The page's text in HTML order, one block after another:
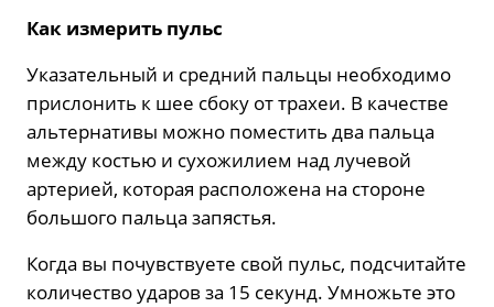
Как измерить пульс
Указательный и средний пальцы необходимо
прислонить к шее сбоку от трахеи. В качестве
альтернативы можно поместить два пальца
между костью и сухожилием над лучевой
артерией, которая расположена на стороне
большого пальца запястья.
Когда вы почувствуете свой пульс, подсчитайте
количество ударов за 15 секунд. Умножьте это